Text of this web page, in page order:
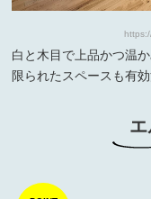
白と木目で上品かつ温
限られたスペースも有効